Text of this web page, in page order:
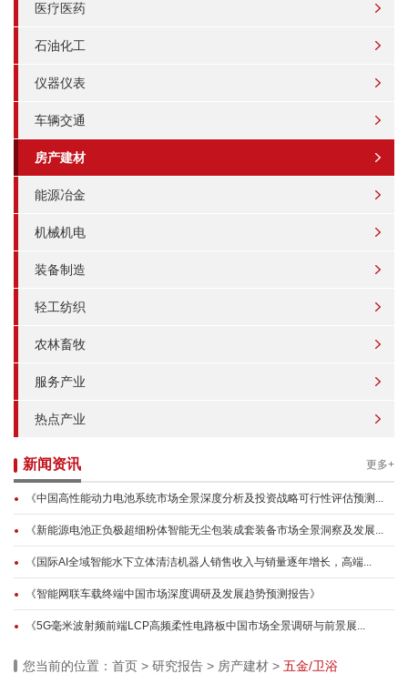
医疗医药
石油化工
仪器仪表
车辆交通
房产建材
能源冶金
机械机电
装备制造
轻工纺织
农林畜牧
服务产业
热点产业
新闻资讯 更多+
《中国高性能动力电池系统市场全景深度分析及投资战略可行性评估预测...
《新能源电池正负极超细粉体智能无尘包装成套装备市场全景洞察及发展...
《国际AI全域智能水下立体清洁机器人销售收入与销量逐年增长，高端...
《智能网联车载终端中国市场深度调研及发展趋势预测报告》
《5G毫米波射频前端LCP高频柔性电路板中国市场全景调研与前景展...
您当前的位置： 首页 > 研究报告 > 房产建材 > 五金/卫浴